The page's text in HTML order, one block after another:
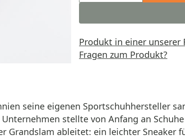
Produkt in einer unserer
Fragen zum Produkt?
seine eigenen Sportschuhhersteller
stellte von Anfang an
Grandslam ableitet: ein leichter Sneaker